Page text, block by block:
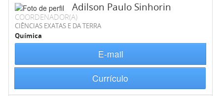
Adilson Paulo Sinhorin
COORDENADOR(A)
CIÊNCIAS EXATAS E DA TERRA
Química
E-mail
Currículo